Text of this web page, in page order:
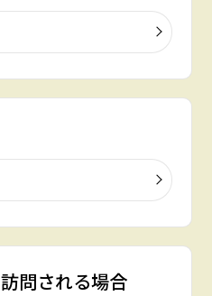
訪問される場合